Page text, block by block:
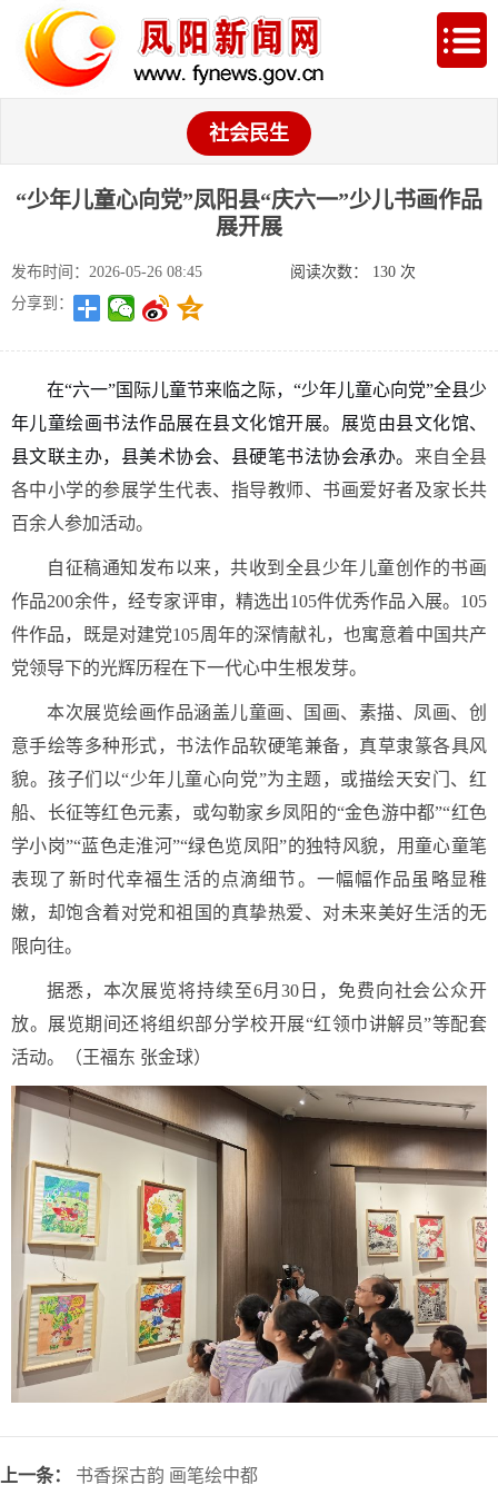
社会民生
“少年儿童心向党”凤阳县“庆六一”少儿书画作品
展开展
发布时间：2026-05-26 08:45 阅读次数： 130 次
分享到：
在“六一”国际儿童节来临之际，“少年儿童心向党”全县少
年儿童绘画书法作品展在县文化馆开展。展览由县文化馆、
县文联主办，县美术协会、县硬笔书法协会承办。 来自全县
各中小学的参展学生代表、指导教师、书画爱好者及家长共
百余人参加活动。
自征稿通知发布以来，共收到全县少年儿童创作的书画
作品200余件，经专家评审，精选出105件优秀作品入展。105
件作品，既是对建党105周年的深情献礼，也寓意着中国共产
党领导下的光辉历程在下一代心中生根发芽。
本次展览绘画作品涵盖儿童画、国画、素描、凤画、创
意手绘等多种形式，书法作品软硬笔兼备，真草隶篆各具风
貌。孩子们以“少年儿童心向党”为主题，或描绘天安门、红
船、长征等红色元素，或勾勒家乡凤阳的“金色游中都”“红色
学小岗”“蓝色走淮河”“绿色览凤阳”的独特风貌，用童心童笔
表现了新时代幸福生活的点滴细节。一幅幅作品虽略显稚
嫩，却饱含着对党和祖国的真挚热爱、对未来美好生活的无
限向往。
据悉，本次展览将持续至6月30日，免费向社会公众开
放。展览期间还将组织部分学校开展“红领巾讲解员”等配套
活动。（王福东 张金球）
上一条： 书香探古韵 画笔绘中都